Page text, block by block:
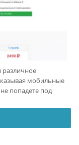
различное
мобильные
попадете под